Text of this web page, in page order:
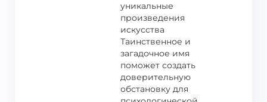
уникальные
произведения
искусства
Таинственное и
загадочное имя
поможет создать
доверительную
обстановку для